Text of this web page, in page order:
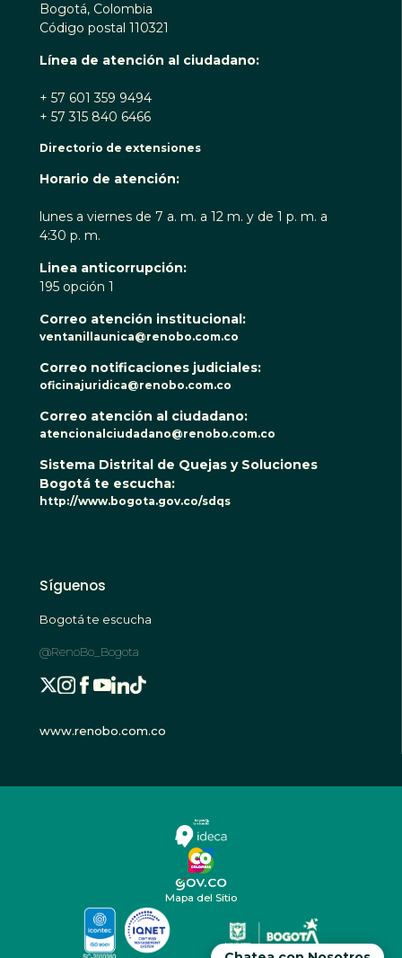
Bogotá, Colombia
Código postal 110321
Línea de atención al ciudadano:
+ 57 601 359 9494
+ 57 315 840 6466
Directorio de extensiones
Horario de atención:
lunes a viernes de 7 a. m. a 12 m. y de 1 p. m. a
4:30 p. m.
Linea anticorrupción:
195 opción 1
Correo atención institucional:
ventanillaunica@renobo.com.co
Correo notificaciones judiciales:
oficinajuridica@renobo.com.co
Correo atención al ciudadano:
atencionalciudadano@renobo.com.co
Sistema Distrital de Quejas y Soluciones
Bogotá te escucha:
http://www.bogota.gov.co/sdqs
Síguenos
Bogotá te escucha
@RenoBo_Bogota
www.renobo.com.co
Mapa del Sitio